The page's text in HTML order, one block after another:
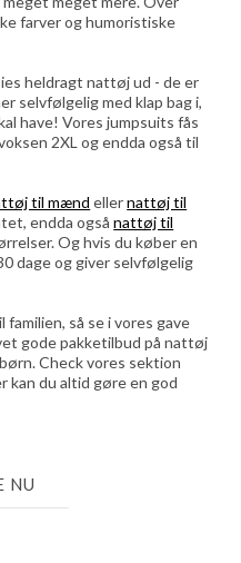
farver og humoristiske
heldragt nattøj ud - de er
selvfølgelig med klap bag i,
have! Vores jumpsuits fås
2XL og endda også til
til mænd ellernattøj til
endda ogsånattøj til
Og hvis du køber en
dage og giver selvfølgelig
så se i vores gave
gode pakketilbud på nattøj
Check vores sektion
kan du altid gøre en god
NU